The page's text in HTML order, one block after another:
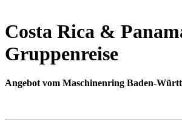
Costa Rica &
Gruppenreise
Angebot vom Maschinenring Baden-